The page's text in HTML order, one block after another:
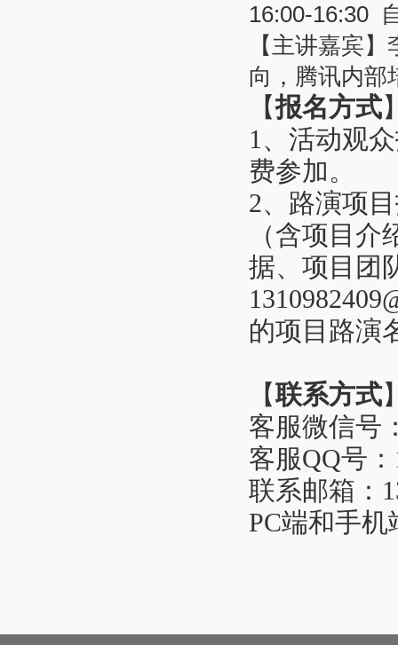
16:00-16:30
【主讲嘉宾
向，腾讯内部
【报名方式
1、活动观
费参加。
2、路演项
（含项目
据、项目团
的项目路演
【联系方式
客服微信号
客服QQ号：
联系邮箱：
PC端和手